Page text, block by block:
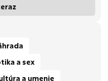
a sex
a umenie